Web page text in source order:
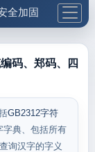
全加固
多工具
码、郑码、四
GB2312字符
字典、包括所有
询汉字的字义